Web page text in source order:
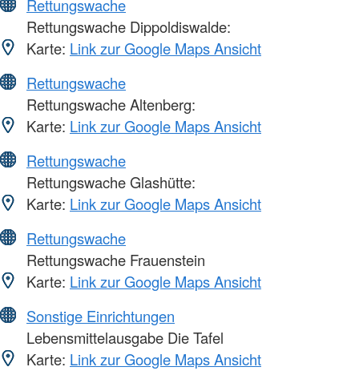
Rettungswache
Rettungswache Dippoldiswalde:
Karte: Link zur Google Maps Ansicht
Rettungswache
Rettungswache Altenberg:
Karte: Link zur Google Maps Ansicht
Rettungswache
Rettungswache Glashütte:
Karte: Link zur Google Maps Ansicht
Rettungswache
Rettungswache Frauenstein
Karte: Link zur Google Maps Ansicht
Sonstige Einrichtungen
Lebensmittelausgabe Die Tafel
Karte: Link zur Google Maps Ansicht